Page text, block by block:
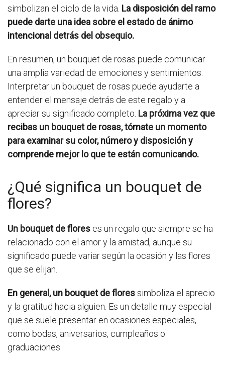
simbolizan el ciclo de la vida. La disposición del ramo
puede darte una idea sobre el estado de ánimo
intencional detrás del obsequio.
En resumen, un bouquet de rosas puede comunicar
una amplia variedad de emociones y sentimientos.
Interpretar un bouquet de rosas puede ayudarte a
entender el mensaje detrás de este regalo y a
apreciar su significado completo. La próxima vez que
recibas un bouquet de rosas, tómate un momento
para examinar su color, número y disposición y
comprende mejor lo que te están comunicando.
¿Qué significa un bouquet de
flores?
Un bouquet de flores es un regalo que siempre se ha
relacionado con el amor y la amistad, aunque su
significado puede variar según la ocasión y las flores
que se elijan.
En general, un bouquet de floressimboliza el aprecio
y la gratitud hacia alguien. Es un detalle muy especial
que se suele presentar en ocasiones especiales,
como bodas, aniversarios, cumpleaños o
graduaciones.